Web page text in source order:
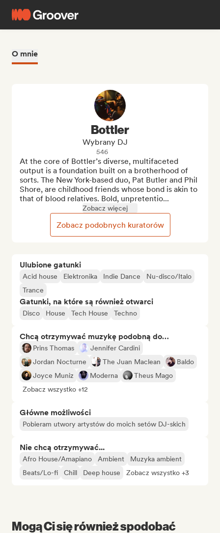
O mnie
Ulubione gatunki
Acid house Elektronika Indie Dance
Nu-disco/Italo
Trance
Gatunki, na które są również otwarci
Disco House Tech House Techno
Chcą otrzymywać muzykę podobną do…
Prins Thomas
Jennifer Cardini
Jordan Nocturne
The Juan Maclean
Baldo
Joyce Muniz
Moderna
Theus Mago
Zobacz wszystko +12
Główne możliwości
Pobieram utwory artystów do moich setów DJ-skich
Nie chcą otrzymywać...
Afro House/Amapiano Ambient
Muzyka ambient
Beats/Lo-fi
Chill Deep house Zobacz wszystko +3
Bottler
Wybrany DJ
546
At the core of Bottler’s diverse, multifaceted
output is a foundation built on a brotherhood of
sorts. The New York-based duo, Pat Butler and Phil
Shore, are childhood friends whose bond is akin to
that of blood relatives. Bold, unpretentio...
Zobacz więcej
Zobacz podobnych kuratorów
Mogą Ci się również spodobać